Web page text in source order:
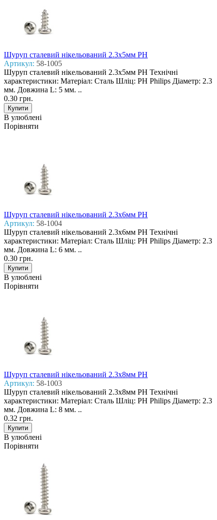
Шуруп сталевий нікельований 2.3x5мм PH
Артикул: 58-1005
Шуруп сталевий нікельований 2.3x5мм PH Технічні
характеристики: Матеріал: Сталь Шліц: PH Philips Діаметр: 2.3
мм. Довжина L: 5 мм. ..
0.30 грн.
В улюблені
Порівняти
Шуруп сталевий нікельований 2.3x6мм PH
Артикул: 58-1004
Шуруп сталевий нікельований 2.3x6мм PH Технічні
характеристики: Матеріал: Сталь Шліц: PH Philips Діаметр: 2.3
мм. Довжина L: 6 мм. ..
0.30 грн.
В улюблені
Порівняти
Шуруп сталевий нікельований 2.3x8мм PH
Артикул: 58-1003
Шуруп сталевий нікельований 2.3x8мм PH Технічні
характеристики: Матеріал: Сталь Шліц: PH Philips Діаметр: 2.3
мм. Довжина L: 8 мм. ..
0.32 грн.
В улюблені
Порівняти